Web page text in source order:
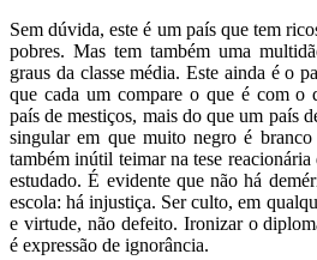
Sem dúvida, este é um país que tem
pobres. Mas tem também uma
graus da classe média. Este ainda é o
que cada um compare o que é com o
país de mestiços, mais do que um país
singular em que muito negro é
também inútil teimar na tese
estudado. É evidente que não há
escola: há injustiça. Ser culto, em
e virtude, não defeito. Ironizar o
é expressão de ignorância.